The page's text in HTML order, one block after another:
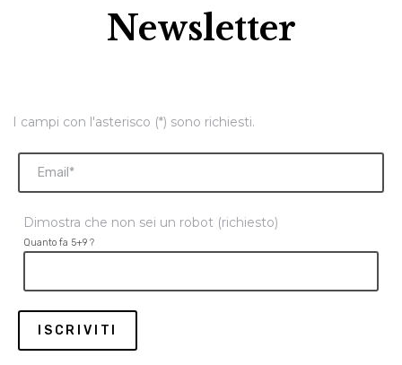
Newsletter
I campi con l'asterisco (*) sono richiesti.
Dimostra che non sei un robot (richiesto)
Quanto fa 5+9 ?